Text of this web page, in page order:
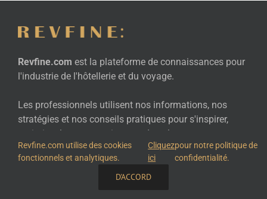
Revfine.com est la plateforme de connaissances pour
l'industrie de l'hôtellerie et du voyage.
Les professionnels utilisent nos informations, nos
stratégies et nos conseils pratiques pour s'inspirer,
optimiser les revenus, innover dans les processus et
améliorer l'expérience client.
Cliquez ici pour en savoir plusinformation
PARTAGEZ CETTE CONNAISSANCE
Revfine.com utilise des cookies
fonctionnels et analytiques.
Cliquez
ici
pour notre politique de
confidentialité.
D'ACCORD